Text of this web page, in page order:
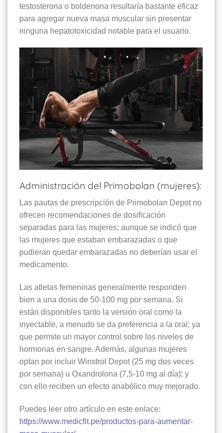
testosterona o boldenona resultaría bastante eficaz
para agregar nueva masa muscular sin presentar
ninguna hepatotoxicidad notable para el usuario.
Administración del Primobolan (mujeres):
Las pautas de prescripción de Primobolan Depot no
ofrecen recomendaciones de dosificación
separadas para las mujeres; aunque se indicó que
las mujeres que estaban embarazadas o que
pudieran quedar embarazadas no deberían usar el
medicamento.
Las atletas femeninas generalmente responden
bien a una dosis de 50-100 mg por semana. Si
están disponibles tanto la versión oral como la
inyectable, a menudo se da preferencia a la oral; ya
que permite un mayor control sobre los niveles de
hormonas en sangre. Además, algunas mujeres
optan por incluir Winstrol Depot (25 mg dos veces
por semana) u Oxandrolona (7,5-10 mg al día); y
con ello reciben un efecto anabólico muy mejorado.
Puedes leer otro artículo en este enlace:
https://www.medicfit.pe/productos-para-aumentar-